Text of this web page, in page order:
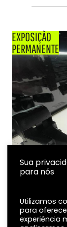
EXPOSIÇÃO
PERMANENTE
LINHA DO
Sua
para nós
Utilizamos
para
experiência